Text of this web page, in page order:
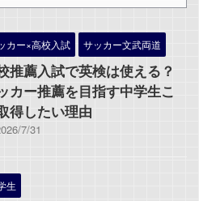
カー×高校入試 サッカー文武両道
推薦入試で英検は使える？
カー推薦を目指す中学生こ
得したい理由
7/31
生